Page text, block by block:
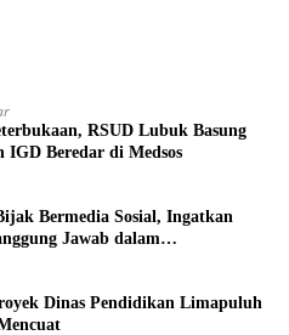
RSUD Lubuk Basung
Beredar di Medsos
Bermedia Sosial, Ingatkan
Jawab dalam
Dinas Pendidikan Limapuluh